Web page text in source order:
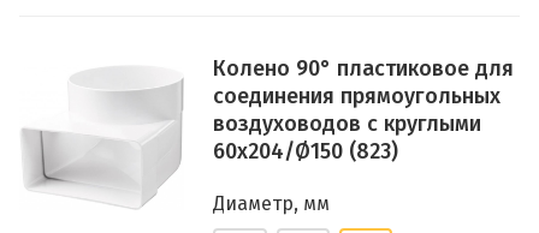
Колено 90° пластиковое для
соединения прямоугольных
воздуховодов с круглыми
60х204/Ø150 (823)
Диаметр, мм